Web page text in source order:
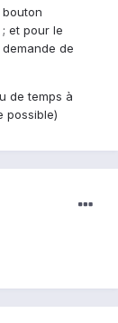
et pour le
de
de temps à
possible)